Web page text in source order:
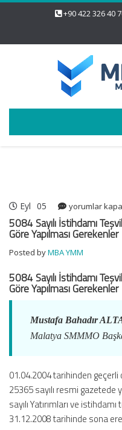
+90 422 326 40
Eyl 05
5084
Sayılı
İstihdamı
Kanunu
Sürelerine
Göre
Gerekenler
için
yorumlar
5084 Sayılı İstihdamı
Göre Yapılması Gerekenler
Posted byMBA YMM
5084 Sayılı İstihdamı
Göre Yapılması Gerekenler
Mustafa Bahadır
Malatya SMMMO
01.04.2004 tarihinden
25365 sayılı resmi gazetede
sayılı Yatırımları ve
31.12.2008 tarihinde sona